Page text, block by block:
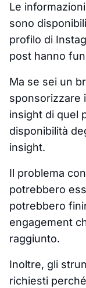
Le
sono
profilo di
post hanno
Ma se sei un
sponsorizzare
insight di quel
disponibilità
insight.
Il problema
potrebbero
potrebbero
engagement
raggiunto.
Inoltre, gli
richiesti